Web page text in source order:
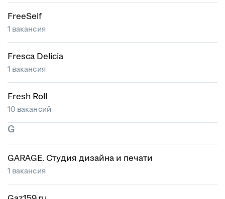
FreeSelf
1 вакансия
Fresca Delicia
1 вакансия
Fresh Roll
10 вакансий
G
GARAGE. Студия дизайна и печати
1 вакансия